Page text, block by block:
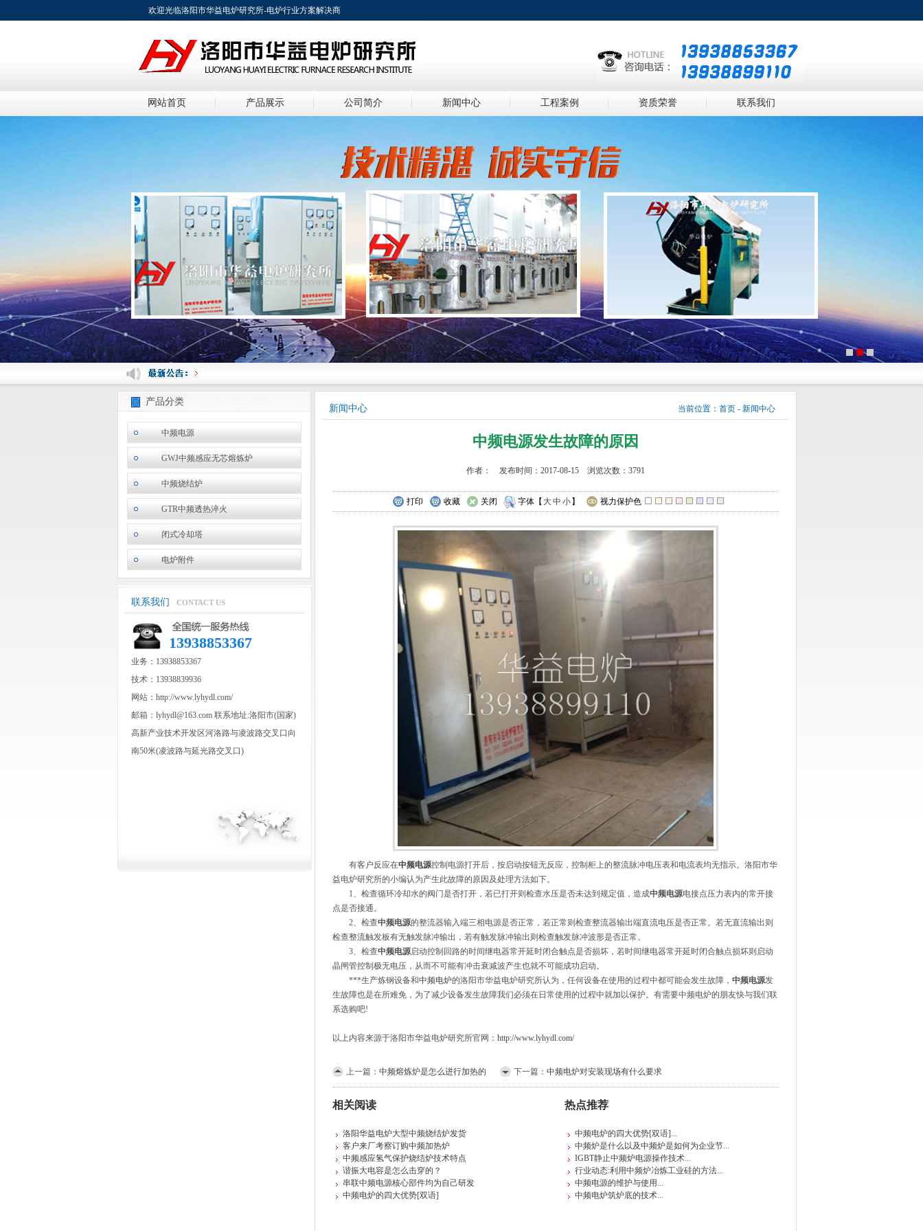
欢迎光临洛阳市华益电炉研究所-电炉行业方案解决商
网站首页 产品展示 公司简介 新闻中心 工程案例 资质荣誉 联系我们
产品分类
中频电源
GWJ中频感应无芯熔炼炉
中频烧结炉
GTR中频透热淬火
闭式冷却塔
电炉附件
联系我们 CONTACT US
13938853367
业务：13938853367
技术：13938839936
网站：http://www.lyhydl.com/
邮箱：lyhydl@163.com 联系地址:洛阳市(国家)
高新产业技术开发区河洛路与凌波路交叉口向
南50米(凌波路与延光路交叉口)
新闻中心 当前位置： 首页 - 新闻中心
中频电源发生故障的原因
作者： 发布时间：2017-08-15 浏览次数：3791
打印 收藏 关闭 字体【 大中 小 】 视力保护色
有客户反应在中频电源控制电源打开后，按启动按钮无反应，控制柜上的整流脉冲电压表和电流表均无指示。洛阳市华
益电炉研究所的小编认为产生此故障的原因及处理方法如下。
1、检查循环冷却水的阀门是否打开，若已打开则检查水压是否未达到规定值，造成中频电源电接点压力表内的常开接
点是否接通。
2、检查中频电源的整流器输入端三相电源是否正常，若正常则检查整流器输出端直流电压是否正常。若无直流输出则
检查整流触发板有无触发脉冲输出，若有触发脉冲输出则检查触发脉冲波形是否正常。
3、检查中频电源启动控制回路的时间继电器常开延时闭合触点是否损坏，若时间继电器常开延时闭合触点损坏则启动
晶闸管控制极无电压，从而不可能有冲击衰减波产生也就不可能成功启动。
***生产炼钢设备和中频电炉的洛阳市华益电炉研究所认为，任何设备在使用的过程中都可能会发生故障， 中频电源发
生故障也是在所难免，为了减少设备发生故障我们必须在日常使用的过程中就加以保护。有需要中频电炉的朋友快与我们联
系选购吧!
以上内容来源于洛阳市华益电炉研究所官网： http://www.lyhydl.com/
上一篇： 中频熔炼炉是怎么进行加热的 下一篇： 中频电炉对安装现场有什么要求
相关阅读
洛阳华益电炉大型中频烧结炉发货
客户来厂考察订购中频加热炉
中频感应氢气保护烧结炉技术特点
谐振大电容是怎么击穿的？
串联中频电源核心部件均为自己研发
中频电炉的四大优势[双语]
热点推荐
中频电炉的四大优势[双语]...
中频炉是什么以及中频炉是如何为企业节...
IGBT静止中频炉电源操作技术...
行业动态:利用中频炉冶炼工业硅的方法...
中频电源的维护与使用 ...
中频电炉筑炉底的技术...